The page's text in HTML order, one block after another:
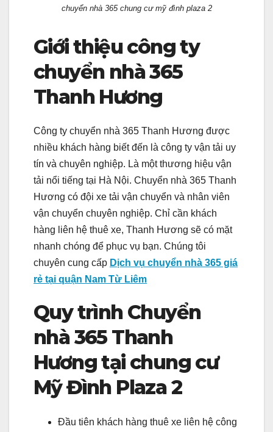
chuyển nhà 365 chung cư mỹ đình plaza 2
Giới thiệu công ty
chuyển nhà 365
Thanh Hương
Công ty chuyển nhà 365 Thanh Hương được
nhiều khách hàng biết đến là công ty vận tải uy
tín và chuyên nghiệp. Là một thương hiệu vận
tải nổi tiếng tại Hà Nội. Chuyển nhà 365 Thanh
Hương có đội xe tải vận chuyển và nhân viên
vận chuyển chuyên nghiệp. Chỉ cần khách
hàng liên hệ thuê xe, Thanh Hương sẽ có mặt
nhanh chóng để phục vụ bạn. Chúng tôi
chuyên cung cấp Dịch vụ chuyển nhà 365 giá
rẻ tại quận Nam Từ Liêm
Quy trình Chuyển
nhà 365 Thanh
Hương tại chung cư
Mỹ Đình Plaza 2
Đầu tiên khách hàng thuê xe liên hệ công